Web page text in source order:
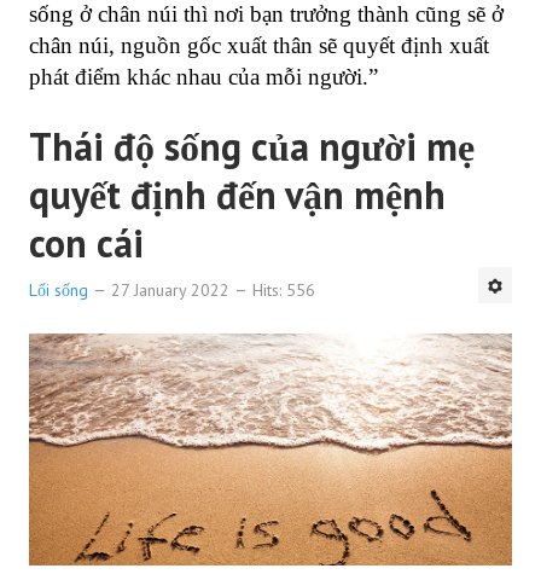
sống ở chân núi thì nơi bạn trưởng thành cũng sẽ ở
chân núi, nguồn gốc xuất thân sẽ quyết định xuất
phát điểm khác nhau của mỗi người.”
Thái độ sống của người mẹ
quyết định đến vận mệnh
con cái
Lối sống 27 January 2022 Hits: 556